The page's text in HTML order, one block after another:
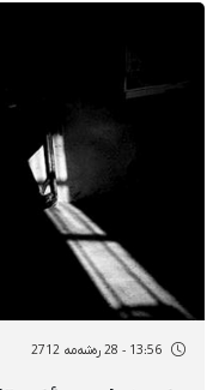
13:56 - 28 رەشەمه 2712